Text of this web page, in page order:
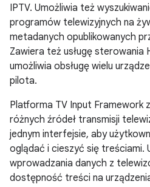
IPTV. Umożliwia też
programów telewizyjnych na
metadanych opublikowanych
Zawiera też usługę sterowania
umożliwia obsługę wielu
pilota.
Platforma TV Input Framework
różnych źródeł transmisji
jednym interfejsie, aby
oglądać i cieszyć się treściami.
wprowadzania danych z
dostępność treści na